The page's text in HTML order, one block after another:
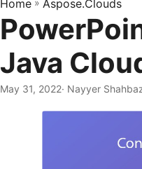
Home » Aspose.Clouds
Java
May 31, 2022· Nayyer